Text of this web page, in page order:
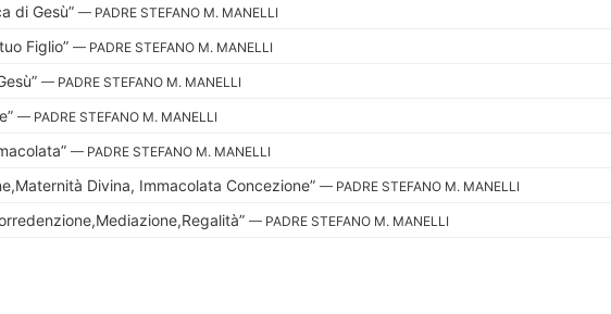
di Gesù” — PADRE STEFANO M. MANELLI
Figlio” — PADRE STEFANO M. MANELLI
— PADRE STEFANO M. MANELLI
— PADRE STEFANO M. MANELLI
— PADRE STEFANO M. MANELLI
Divina, Immacolata Concezione” — PADRE STEFANO M. MANELLI
— PADRE STEFANO M. MANELLI